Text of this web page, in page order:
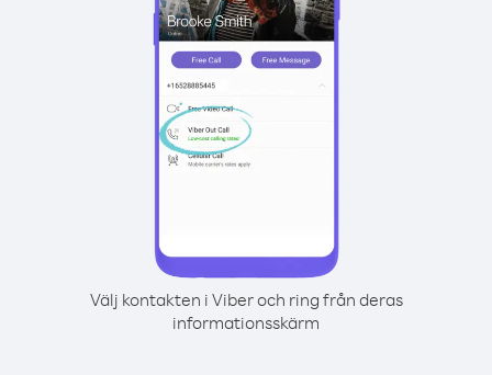
Välj kontakten i Viber och ring från deras
informationsskärm